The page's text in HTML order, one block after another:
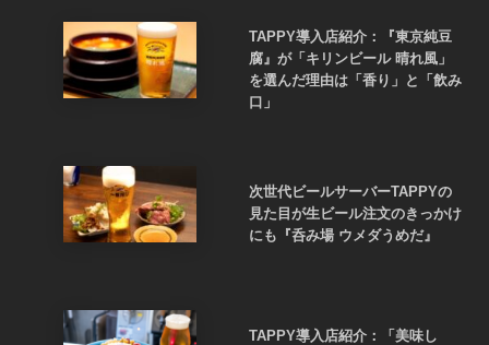
TAPPY導入店紹介：『東京純豆
腐』が「キリンビール 晴れ風」
を選んだ理由は「香り」と「飲み
口」
次世代ビールサーバーTAPPYの
見た目が生ビール注文のきっかけ
にも『呑み場 ウメダうめだ』
TAPPY導入店紹介：「美味し